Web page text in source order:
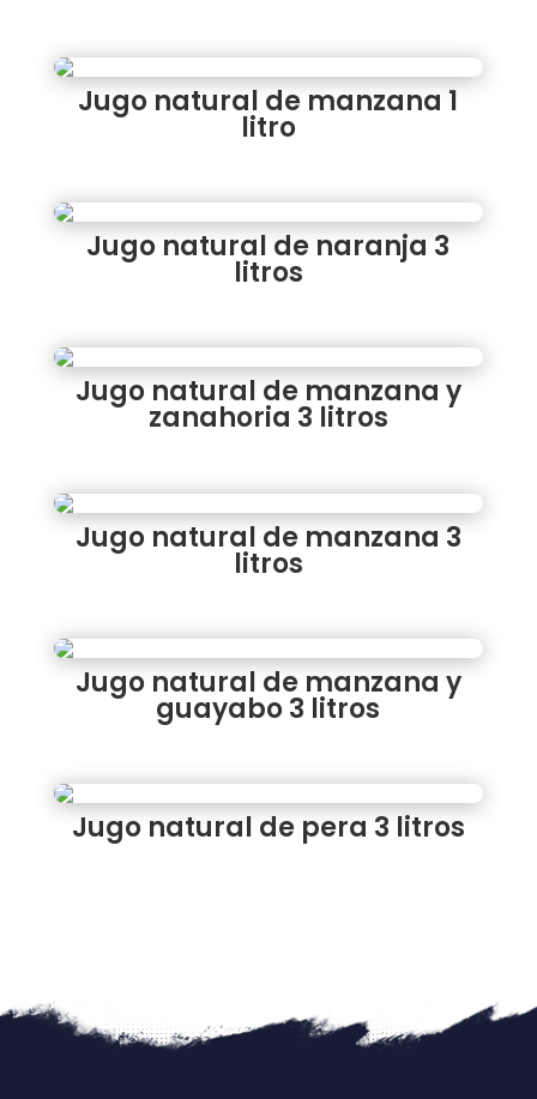
Jugo natural de manzana 1
litro
Jugo natural de naranja 3
litros
Jugo natural de manzana y
zanahoria 3 litros
Jugo natural de manzana 3
litros
Jugo natural de manzana y
guayabo 3 litros
Jugo natural de pera 3 litros